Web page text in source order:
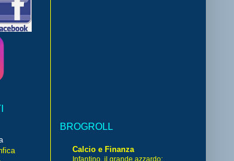
BROGROLL
Calcio e Finanza